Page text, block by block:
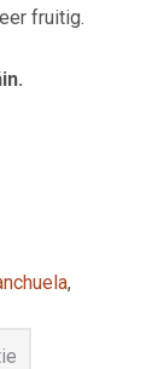
fruitig.
,